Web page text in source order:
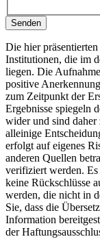
Senden
Die hier
Institutionen, die im
liegen. Die
positive
zum Zeitpunkt der
Ergebnisse spiegeln
wider und sind
alleinige
erfolgt auf eigenes
anderen Quellen
verifiziert werden.
keine Rückschlüsse
werden, die nicht in
Sie, dass die
Information
der